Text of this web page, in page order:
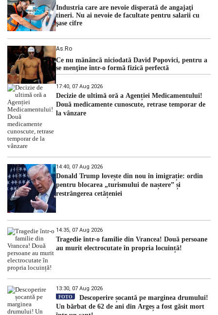
Industria care are nevoie disperată de angajaţi
tineri. Nu ai nevoie de facultate pentru salarii cu
şase cifre
As.ro
Ce nu mănâncă niciodată David Popovici, pentru a
se menţine într-o formă fizică perfectă
17:40, 07 Aug 2026
Decizie de ultimă oră a Agenției Medicamentului!
Două medicamente cunoscute, retrase temporar de
la vânzare
14:40, 07 Aug 2026
Donald Trump lovește din nou în imigrație: ordin
pentru blocarea „turismului de naștere” și
restrângerea cetățeniei
14:35, 07 Aug 2026
Tragedie într-o familie din Vrancea! Două persoane
au murit electrocutate în propria locuință!
13:30, 07 Aug 2026
FOTO
Descoperire șocantă pe marginea drumului!
Un bărbat de 62 de ani din Argeș a fost găsit mort